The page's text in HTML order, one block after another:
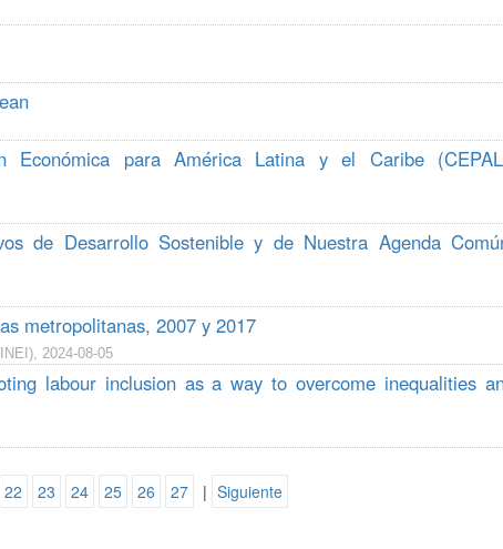
para América Latina y el Caribe
de Desarrollo Sostenible y de Nuestra Agenda
metropolitanas, 2007 y 2017
2024-08-05
labour inclusion as a way to overcome inequalities
22 23 24 25 26 27 | Siguiente